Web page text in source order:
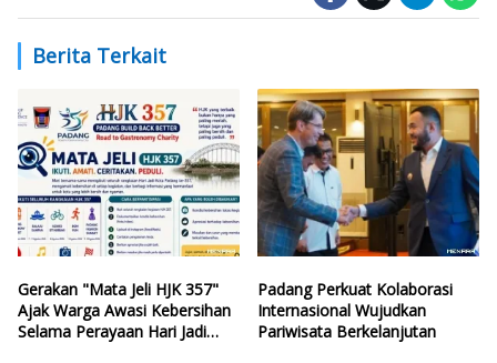
Berita Terkait
Gerakan "Mata Jeli HJK 357"
Ajak Warga Awasi Kebersihan
Selama Perayaan Hari Jadi
Padang Perkuat Kolaborasi
Internasional Wujudkan
Pariwisata Berkelanjutan